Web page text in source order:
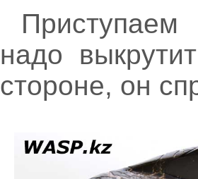
надо
стороне, он